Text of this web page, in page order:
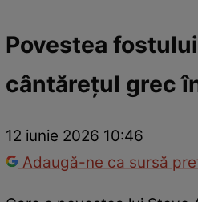
Vedete românești
Povestea
cântărețul grec
12 iunie 2026 10:46
Adaugă-ne ca sursă